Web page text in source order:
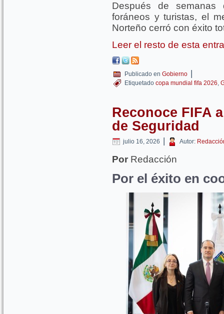
Después de
foráneos y turistas, el
Norteño cerró con éxito
Leer el resto de esta
Publicado en Gobierno |
Etiquetado copa mundial fifa 2026,
Reconoce FIFA
de Seguridad
julio 16, 2026 | Autor:
Por Redacción
Por el éxito en